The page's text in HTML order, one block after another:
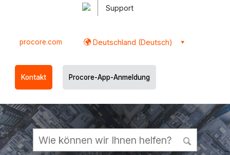
Support
procore.com Deutschland (Deutsch)
Kontakt Procore-App-Anmeldung